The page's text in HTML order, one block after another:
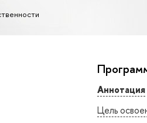
Аннотация
Цель